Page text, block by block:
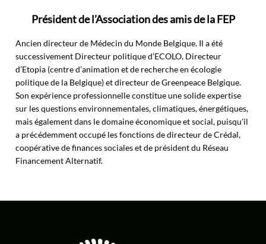
Président de l’Association des amis de la FEP
Ancien directeur de Médecin du Monde Belgique. Il a été
successivement Directeur politique d’ECOLO, Directeur
d’Etopia (centre d’animation et de recherche en écologie
politique de la Belgique) et directeur de Greenpeace Belgique.
Son expérience professionnelle constitue une solide expertise
sur les questions environnementales, climatiques, énergétiques,
mais également dans le domaine économique et social, puisqu’il
a précédemment occupé les fonctions de directeur de Crédal,
coopérative de finances sociales et de président du Réseau
Financement Alternatif.